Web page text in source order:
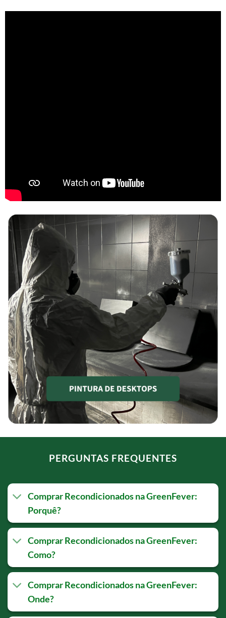
PERGUNTAS FREQUENTES
Comprar Recondicionados na GreenFever:
Porquê?
Comprar Recondicionados na GreenFever:
Como?
Comprar Recondicionados na GreenFever:
Onde?